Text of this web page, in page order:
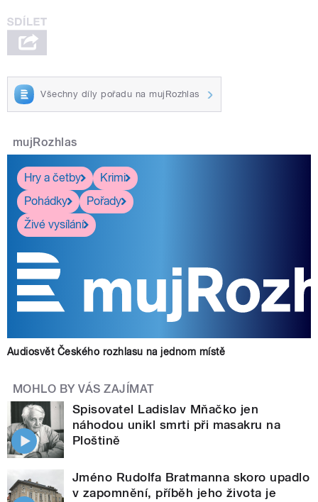
Všechny díly pořadu na mujRozhlas
mujRozhlas
Hry a četby
Krimi
Pohádky
Pořady
Živé vysílání
Audiosvět Českého rozhlasu na jednom místě
MOHLO BY VÁS ZAJÍMAT
Spisovatel Ladislav Mňačko jen
náhodou unikl smrti při masakru na
Ploštině
Jméno Rudolfa Bratmanna skoro upadlo
v zapomnění, příběh jeho života je